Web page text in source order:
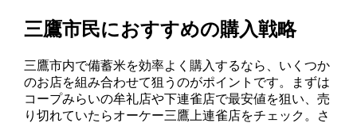
三鷹市民におすすめの購入戦略
三鷹市内で備蓄米を効率よく購入するなら、いくつか
のお店を組み合わせて狙うのがポイントです。まずは
コープみらいの牟礼店や下連雀店で最安値を狙い、売
り切れていたらオーケー三鷹上連雀店をチェック。さ